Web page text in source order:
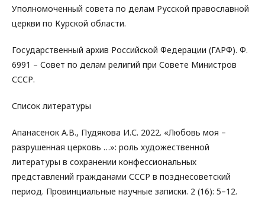
Уполномоченный совета по делам Русской православной
церкви по Курской области.
Государственный архив Российской Федерации (ГАРФ). Ф.
6991 – Совет по делам религий при Совете Министров
СССР.
Список литературы
Апанасенок А.В., Пудякова И.С. 2022. «Любовь моя –
разрушенная церковь …»: роль художественной
литературы в сохранении конфессиональных
представлений гражданами СССР в позднесоветский
период. Провинциальные научные записки. 2 (16): 5–12.